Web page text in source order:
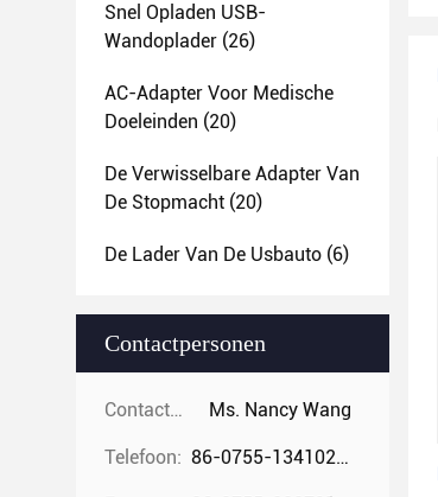
Snel Opladen USB-
Wandoplader (26)
AC-Adapter Voor Medische
Doeleinden (20)
De Verwisselbare Adapter Van
De Stopmacht (20)
De Lader Van De Usbauto (6)
Contactpersonen
Contactpersonen: Ms. Nancy Wang
Telefoon: 86-0755-13410274294